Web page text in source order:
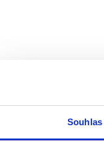
Souhlas